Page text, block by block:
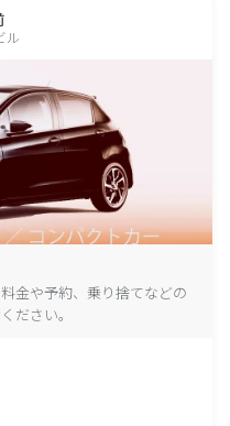
ル
金や予約、乗り捨てなどの
ださい。